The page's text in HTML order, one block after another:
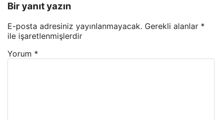
Bir yanıt yazın
E-posta adresiniz yayınlanmayacak. Gerekli alanlar *
ile işaretlenmişlerdir
Yorum *